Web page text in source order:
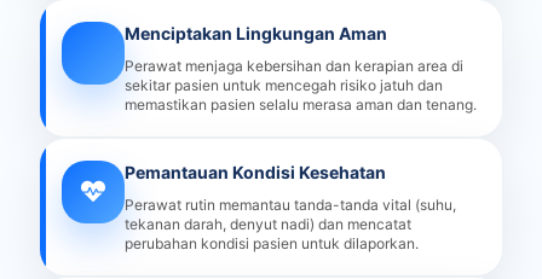
Menciptakan Lingkungan Aman
Perawat menjaga kebersihan dan kerapian area di
sekitar pasien untuk mencegah risiko jatuh dan
memastikan pasien selalu merasa aman dan tenang.
Pemantauan Kondisi Kesehatan
Perawat rutin memantau tanda-tanda vital (suhu,
tekanan darah, denyut nadi) dan mencatat
perubahan kondisi pasien untuk dilaporkan.